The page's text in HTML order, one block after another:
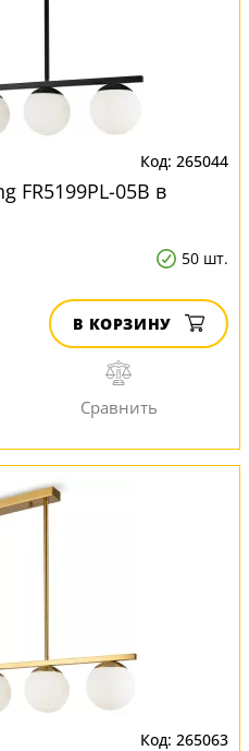
265044
FR5199PL-05B в
50 шт.
В КОРЗИНУ
265063